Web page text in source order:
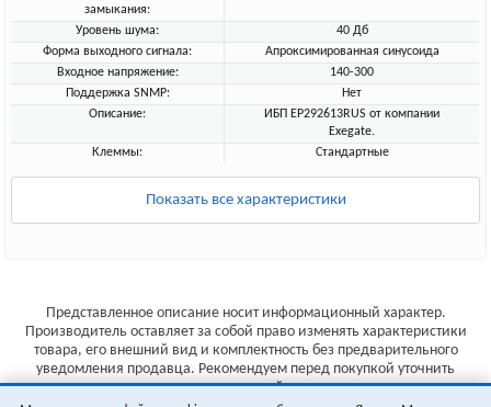
замыкания:
Уровень шума:
40 Дб
Форма выходного сигнала:
Апроксимированная синусоида
Входное напряжение:
140-300
Поддержка SNMP:
Нет
Описание:
ИБП EP292613RUS от компании
Exegate.
Клеммы:
Стандартные
Показать все характеристики
Представленное описание носит информационный характер.
Производитель оставляет за собой право изменять характеристики
товара, его внешний вид и комплектность без предварительного
уведомления продавца. Рекомендуем перед покупкой уточнить
характеристики товара на сайте производителя.